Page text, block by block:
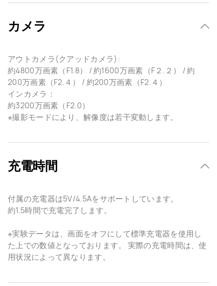
カメラ
アウトカメラ(クアッドカメラ):
約4800万画素（F1.8） / 約1600万画素（F２.２） / 約
200万画素（F2.４） / 約200万画素（F2.４）
インカメラ：
約3200万画素（F2.0）
※撮影モードにより、解像度は若干変動します。
充電時間
付属の充電器は5V/4.5Aをサポートしています。
約1.5時間で充電完了します。
※実験データは、画面をオフにして標準充電器を使用し
た上での数値となっております。 実際の充電時間は、使
用状況によって異なります。